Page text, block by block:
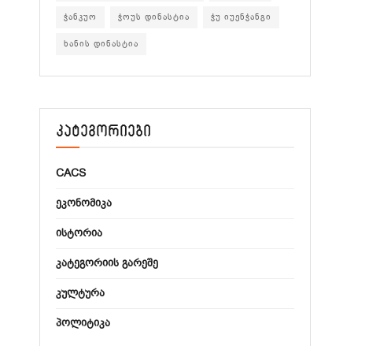
ჭანკუო ჭოუს დინასტია ჭუ იუენჭანგი
ხანის დინასტია
კატეგორიები
CACS
ᲔᲙᲝᲜᲝᲛᲘᲙᲐ
ᲘᲡᲢᲝᲠᲘᲐ
ᲙᲐᲢᲔᲒᲝᲠᲘᲘᲡ ᲒᲐᲠᲔᲨᲔ
ᲙᲣᲚᲢᲣᲠᲐ
ᲞᲝᲚᲘᲢᲘᲙᲐ